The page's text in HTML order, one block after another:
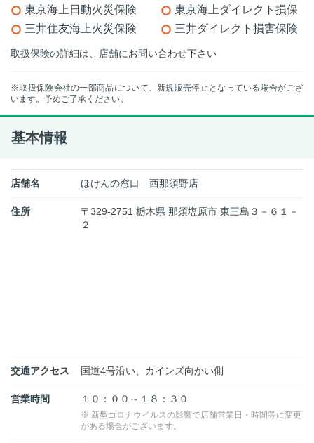
東京海上日動火災保険
東京海上ダイレクト損保
三井住友海上火災保険
三井ダイレクト損害保険
取扱保険の詳細は、店舗にお問い合わせ下さい
※取扱保険会社の一部商品について、新規販売停止となっている場合がござ
います。予めご了承ください。
基本情報
店舗名 ほけんの窓口 西那須野店
住所
〒329-2751 栃木県 那須塩原市 東三島３－６１－
２
交通アクセス 国道4号沿い、カインズ向かい側
営業時間 １０：００～１８：３０
※ 新型コロナウイルスの影響で店舗営業日・時間等に変更
がある場合がございます。